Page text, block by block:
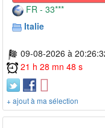
FR - 33***
Italie
09-08-2026 à
21 h 28 mn 48 s
+ ajout à ma sélection